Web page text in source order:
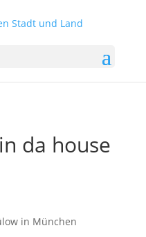
da house
in München